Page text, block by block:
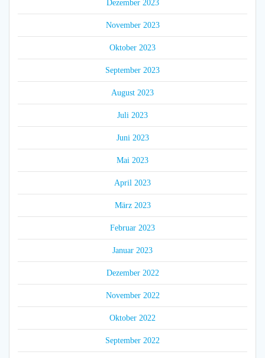
Dezember 2023
November 2023
Oktober 2023
September 2023
August 2023
Juli 2023
Juni 2023
Mai 2023
April 2023
März 2023
Februar 2023
Januar 2023
Dezember 2022
November 2022
Oktober 2022
September 2022